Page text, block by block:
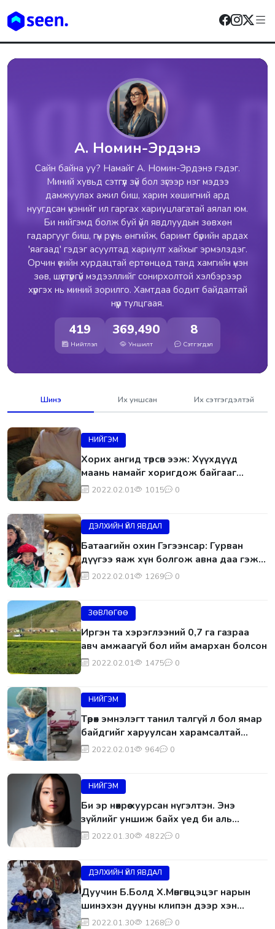
А. Номин-Эрдэнэ
Сайн байна уу? Намайг А. Номин-Эрдэнэ гэдэг.
Миний хувьд сэтгүүл зүй бол зүгээр нэг мэдээ
дамжуулах ажил биш, харин хөшигний ард
нуугдсан үнэнийг ил гаргах хариуцлагатай аялал юм.
Би нийгэмд болж буй үйл явдлуудын зөвхөн
гадаргууг биш, гүн рүү нь өнгийж, баримт бүрийн ардах
'яагаад' гэдэг асуултад хариулт хайхыг эрмэлздэг.
Орчин үеийн хурдацтай ертөнцөд танд хамгийн үнэн
зөв, шүүлтүүргүй мэдээллийг сонирхолтой хэлбэрээр
хүргэх нь миний зорилго. Хамтдаа бодит байдалтай
нүүр тулцгаая.
419
Нийтлэл
369,490
Уншилт
8
Сэтгэгдэл
Шинэ Их уншсан Их сэтгэгдэлтэй
НИЙГЭМ
Xopиx ангид төрсөн ээж: Хүүхдүүд
маань намайг xopигдoж байгааг
мэдэхгүй эмнэлэгт дүүг нь гаргаад
2022.02.01 1015 0
ДЭЛХИЙН ҮЙЛ ЯВДАЛ
Батаагийн охин Гэгээнсар: Гурван
дүүгээ яаж хүн болгож авна даа гэж
бодож байхад юун нохой, муур,
2022.02.01 1269 0
ЗӨВЛӨГӨӨ
Иргэн та хэрэглээний 0,7 га газраа
авч амжаагүй бол ийм амархан болсон
2022.02.01 1475 0
НИЙГЭМ
Төрөх эмнэлэгт танил талгүй л бол ямар
байдгийг харуулсан харамсалтай
явдал гарчээ..
2022.02.01 964 0
НИЙГЭМ
Би эр нөхрөө хуурсан нүгэлтэн. Энэ
зүйлийг уншиж байх үед би аль
хэдийнээ бурханы оронд очсон байх
2022.01.30 4822 0
ДЭЛХИЙН ҮЙЛ ЯВДАЛ
Дуучин Б.Болд Х.Мөнгөнцэцэг нарын
шинэхэн дууны клипэн дээр хэн
тоглосон гэж санана.
2022.01.30 1268 0